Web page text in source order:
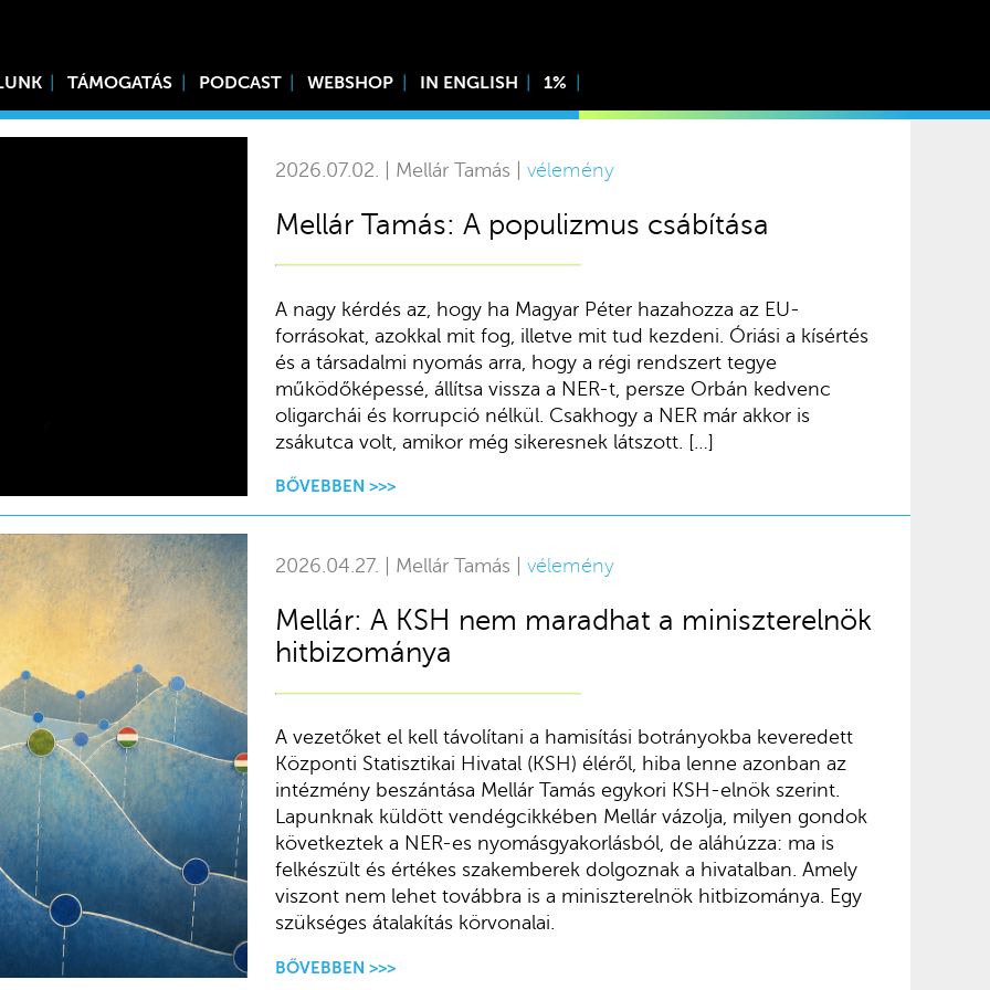
TÁMOGATÁS PODCAST WEBSHOP IN ENGLISH 1%
2026.07.02. | Mellár Tamás | vélemény
Mellár Tamás: A populizmus csábítása
A nagy kérdés az, hogy ha Magyar Péter hazahozza az EU-
forrásokat, azokkal mit fog, illetve mit tud kezdeni. Óriási a kísértés
és a társadalmi nyomás arra, hogy a régi rendszert tegye
működőképessé, állítsa vissza a NER-t, persze Orbán kedvenc
oligarchái és korrupció nélkül. Csakhogy a NER már akkor is
zsákutca volt, amikor még sikeresnek látszott. […]
BŐVEBBEN >>>
2026.04.27. | Mellár Tamás | vélemény
Mellár: A KSH nem maradhat a miniszterelnök
hitbizománya
A vezetőket el kell távolítani a hamisítási botrányokba keveredett
Központi Statisztikai Hivatal (KSH) éléről, hiba lenne azonban az
intézmény beszántása Mellár Tamás egykori KSH-elnök szerint.
Lapunknak küldött vendégcikkében Mellár vázolja, milyen gondok
következtek a NER-es nyomásgyakorlásból, de aláhúzza: ma is
felkészült és értékes szakemberek dolgoznak a hivatalban. Amely
viszont nem lehet továbbra is a miniszterelnök hitbizománya. Egy
szükséges átalakítás körvonalai.
BŐVEBBEN >>>